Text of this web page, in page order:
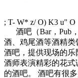
; T- W* z/ O) K3 u" O
酒吧（Bar，Pub
酒、鸡尾酒等酒精类
酒吧，提供现场的乐
酒师表演精彩的花式
的酒吧。 酒吧有很